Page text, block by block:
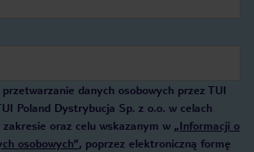
danych osobowych przez TUI
Poland Dystrybucja Sp. z o.o. w celach
oraz celu wskazanym w „Informacji o
osobowych”, poprzez elektroniczną formę